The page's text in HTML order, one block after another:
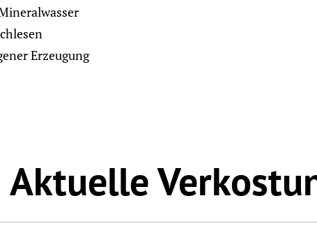
Erzeugung
Aktuelle